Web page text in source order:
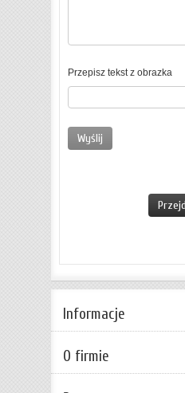
Przepisz tekst z obrazka
Informacje
O firmie